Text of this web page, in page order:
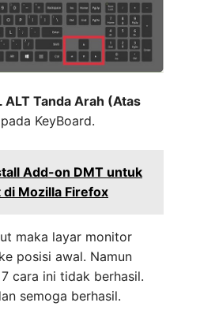
ALT Tanda Arah (Atas
pada KeyBoard.
Add-on DMT untuk
Mozilla Firefox
maka layar monitor
posisi awal. Namun
cara ini tidak berhasil.
semoga berhasil.